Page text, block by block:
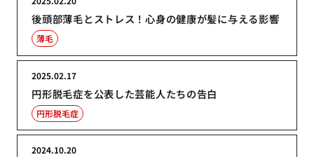
後頭部薄毛とストレス！心身の健康が髪に与える影響
薄毛
円形脱毛症を公表した芸能人たちの告白
2025.02.17
円形脱毛症
2024.10.20